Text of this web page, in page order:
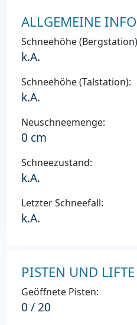
ALLGEMEINE
Schneehöhe
k.A.
Schneehöhe (Talstation):
k.A.
Neuschneemenge:
0 cm
Schneezustand:
k.A.
Letzter Schneefall:
k.A.
PISTEN UND LIFTE
Geöffnete Pisten:
0 / 20